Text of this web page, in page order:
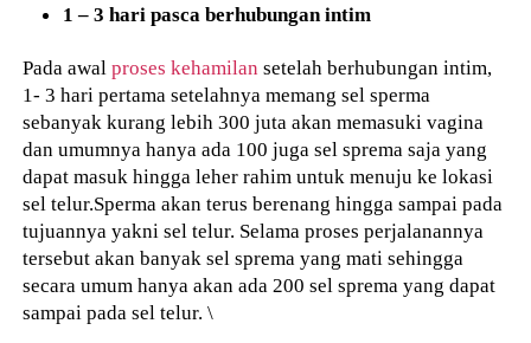
1 – 3 hari pasca berhubungan intim
Pada awalproses kehamilan setelah berhubungan intim,
1- 3 hari pertama setelahnya memang sel sperma
sebanyak kurang lebih 300 juta akan memasuki vagina
dan umumnya hanya ada 100 juga sel sprema saja yang
dapat masuk hingga leher rahim untuk menuju ke lokasi
sel telur.Sperma akan terus berenang hingga sampai pada
tujuannya yakni sel telur. Selama proses perjalanannya
tersebut akan banyak sel sprema yang mati sehingga
secara umum hanya akan ada 200 sel sprema yang dapat
sampai pada sel telur. \